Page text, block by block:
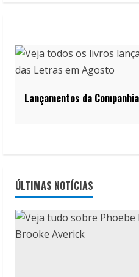
Lançamentos da
ÚLTIMAS NOTÍCIAS